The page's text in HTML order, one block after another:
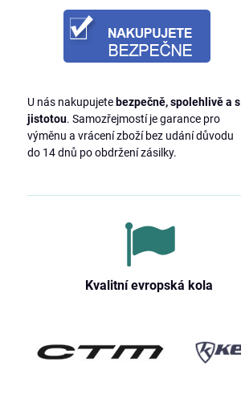
U nás nakupujete bezpečně, spolehlivě a s
jistotou. Samozřejmostí je garance pro
výměnu a vrácení zboží bez udání důvodu
do 14 dnů po obdržení zásilky.
Kvalitní evropská kola